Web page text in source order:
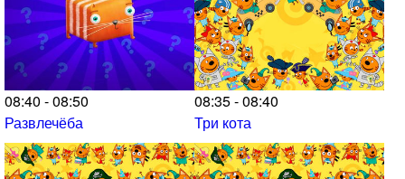
08:40 - 08:50
Развлечёба
08:35 - 08:40
Три кота